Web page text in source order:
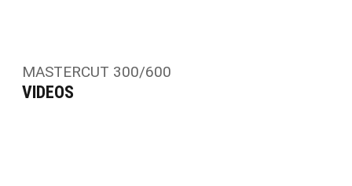
VIDEOS
MASTERCUT 300/600